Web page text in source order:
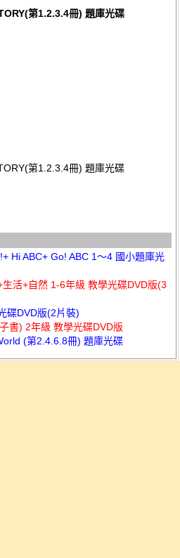
第1.2.3.4冊) 題庫光碟
第1.2.3.4冊) 題庫光碟
Hi ABC+ Go! ABC 1～4 國小題庫光
活+自然 1-6年級 教學光碟DVD版(3
碟DVD版(2片裝)
書) 2年級 教學光碟DVD版
(第2.4.6.8冊) 題庫光碟